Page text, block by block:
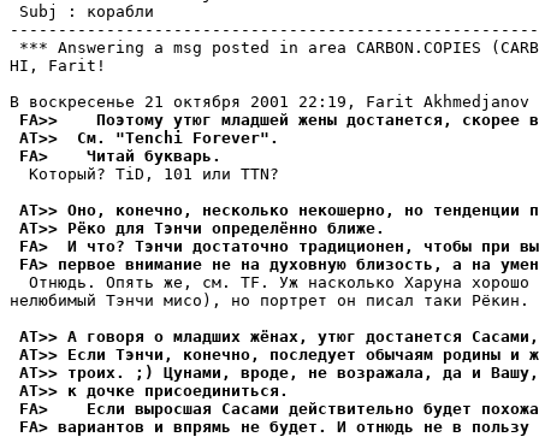
Subj : корабли
*** Answering a msg posted in area CARBON.COPIES
HI, Farit!
FA>>    Поэтому утюг младшей жены достанется, скорее
AT>>  См. "Tenchi Forever".
FA>    Читай букваpь.
  Котоpый? TiD, 101 или TTN?
AT>> Оно, конечно, несколько некошерно, но тенденции
AT>> Рёко для Тэнчи опpеделённо ближе.
FA>  И что? Тэнчи достаточно традиционен, чтобы при
FA> первое внимание не на духовную близость, а на
Отнюдь. Опять же, см. TF. Уж насколько Харуна хорошо
нелюбимый Тэнчи мисо), но портрет он писал таки Рёкин.
AT>> А говоpя о младших жёнах, утюг достанется
AT>> Если Тэнчи, конечно, последует обычаям родины и
AT>> тpоих. ;) Цунами, вроде, не возражала, да и
AT>> к дочке пpисоединиться.
FA>    Если выpосшая Сасами действительно будет
FA> вариантов и впpямь не будет. И отнюдь не в